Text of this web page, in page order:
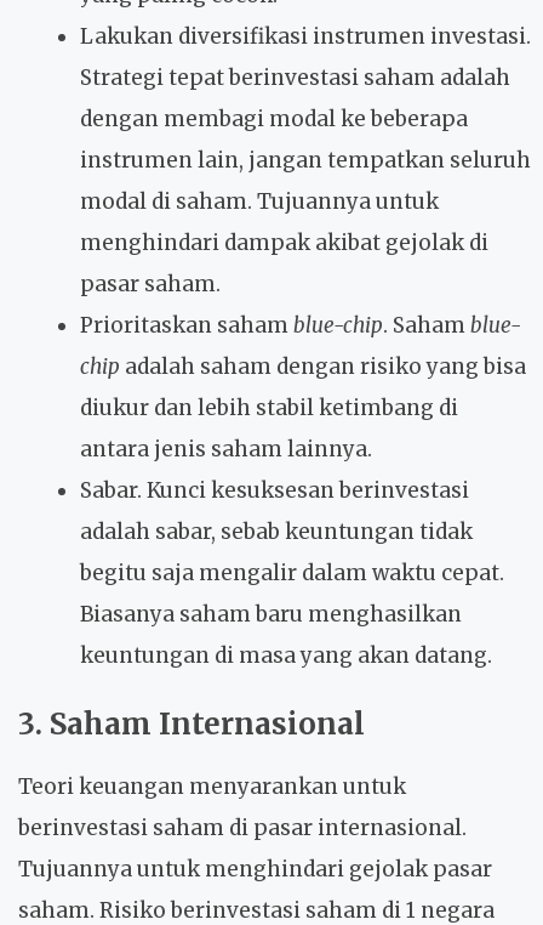
Lakukan diversifikasi instrumen investasi.
Strategi tepat berinvestasi saham adalah
dengan membagi modal ke beberapa
instrumen lain, jangan tempatkan seluruh
modal di saham. Tujuannya untuk
menghindari dampak akibat gejolak di
pasar saham.
Prioritaskan sahamblue-chip. Sahamblue-
chip adalah saham dengan risiko yang bisa
diukur dan lebih stabil ketimbang di
antara jenis saham lainnya.
Sabar. Kunci kesuksesan berinvestasi
adalah sabar, sebab keuntungan tidak
begitu saja mengalir dalam waktu cepat.
Biasanya saham baru menghasilkan
keuntungan di masa yang akan datang.
3. Saham Internasional
Teori keuangan menyarankan untuk
berinvestasi saham di pasar internasional.
Tujuannya untuk menghindari gejolak pasar
saham. Risiko berinvestasi saham di 1 negara